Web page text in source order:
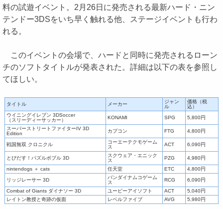
料の試遊イベント。2月26日に発売される最新ハード・ニン
テンドー3DSをいち早く触れる他、ステージイベントも行わ
れる。
このイベントの会場で、ハードと同時に発売されるローン
チのソフトタイトルが発表された。詳細は以下の表を参照し
てほしい。
タイトル メーカー
ジャン
ル
価格（税
込）
ウイニングイレブン 3DSoccer
（スリーディーサッカー）
KONAMI SPG
5,800円
スーパーストリートファイターIV 3D
Edition
カプコン FTG 4,800円
戦国無双 クロニクル
コーエーテクモゲーム
ス
ACT 6,090円
とびだす！パズルボブル 3D
スクウェア・エニック
ス
PZG
4,980円
nintendogs ＋ cats
任天堂 ETC
4,800円
リッジレーサー 3D
バンダイナムコゲーム
ス
RCG
6,090円
Combat of Giants ダイナソー 3D
ユービーアイソフト ACT
5,040円
レイトン教授と奇跡の仮面
レベルファイブ AVG 5,980円